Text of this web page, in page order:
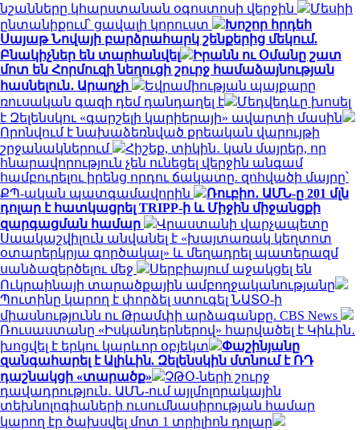
նշանները կհարստանան օգոստոսի վերջին
Մեսիի
ընտանիքում՝ ցավալի կորուստ
Խոշոր հրդեհ
Սայաթ Նովայի բարձրահարկ շենքերից մեկում.
Բնակիչներ են տարհանվել
Իրանն ու Օմանը շատ
մոտ են Հորմուզի նեղուցի շուրջ համաձայնության
հասնելուն․ Արաղչի
Եվրամիության պայքարը
ռուսական գազի դեմ դանդաղել է
Մեդվեդևը խոսել
է Զելենսկու «գարշելի կարիերայի» ավարտի մասին
Որոնվում է նախաձեռնված քրեական վարույթի
շրջանակներում
Հիշեք, տիկին․ կան մայրեր, որ
հնարավորություն չեն ունեցել վերջին անգամ
համբուրելու իրենց որդու ճակատը. զոհվածի մայրը՝
ՔՊ-ական պատգամավորին
Ռուբիո․ ԱՄՆ-ը 201 մլն
դոլար է հատկացրել TRIPP-ի և Միջին միջանցքի
զարգացման համար
Վրաստանի վարչապետը
Սաակաշվիլուն անվանել է «խայտառակ կեղտոտ
օտարերկրյա գործակալ» և մեղադրել պատերազմ
սանձազերծելու մեջ
Սերբիայում աջակցել են
Ուկրաինայի տարածքային ամբողջականությանը
Պուտինը կարող է փորձել ստուգել ՆԱՏՕ-ի
միասնությունն ու Թրամփի արձագանքը. CBS News
Ռուսաստանը «Իսկանդերներով» հարվածել է Կիևին․
խոցվել է երկու կարևոր օբյեկտ
Փաշինյանը
զանգահարել է Ալիևին. Զելենսկին մտնում է ՌԴ
դաշնակցի «տարածք»
ՉԹՕ-ների շուրջ
դավադրություն․ ԱՄՆ-ում այլմոլորակային
տեխնոլոգիաների ուսումնասիրության համար
կարող էր ծախսվել մոտ 1 տրիլիոն դոլար